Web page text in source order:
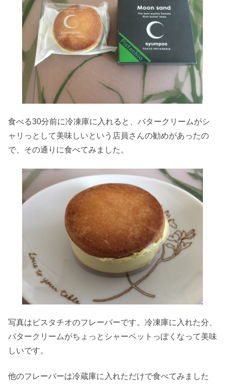
食べる30分前に冷凍庫に入れると、バタークリームがシ
ャリっとして美味しいという店員さんの勧めがあったの
で、その通りに食べてみました。
写真はピスタチオのフレーバーです。冷凍庫に入れた分、
バタークリームがちょっとシャーベットっぽくなって美味
しいです。
他のフレーバーは冷蔵庫に入れただけで食べてみました